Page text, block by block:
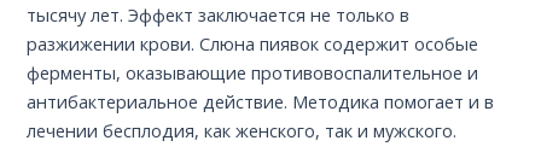
тысячу лет. Эффект заключается не только в
разжижении крови. Слюна пиявок содержит особые
ферменты, оказывающие противовоспалительное и
антибактериальное действие. Методика помогает и в
лечении бесплодия, как женского, так и мужского.